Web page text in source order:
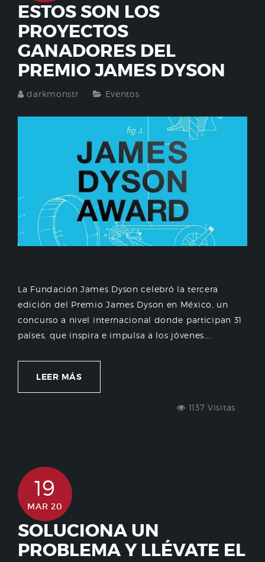
ESTOS SON LOS
PROYECTOS
GANADORES DEL
PREMIO JAMES DYSON
darkmonstr Eventos
La Fundación James Dyson celebró la tercera
edición del Premio James Dyson en México, un
concurso a nivel internacional donde participan 31
países, que inspira e impulsa a los jóvenes...
LEER MÁS
1137 Visitas
19
MAR 20
SOLUCIONA UN
PROBLEMA Y LLÉVATE EL